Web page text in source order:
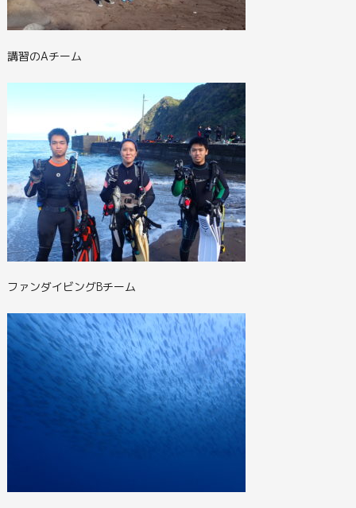
講習のAチーム
ファンダイビングBチーム